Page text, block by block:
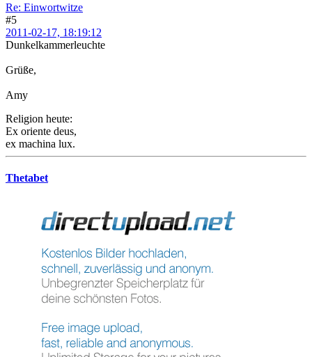
Re: Einwortwitze
#5
2011-02-17, 18:19:12
Dunkelkammerleuchte
Grüße,
Amy
Religion heute:
Ex oriente deus,
ex machina lux.
Thetabet